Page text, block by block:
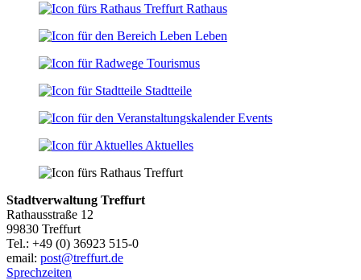
Rathaus
Leben
Tourismus
Stadtteile
Events
Aktuelles
Stadtverwaltung Treffurt
Rathausstraße 12
99830 Treffurt
Tel.: +49 (0) 36923 515-0
email: post@treffurt.de
Sprechzeiten